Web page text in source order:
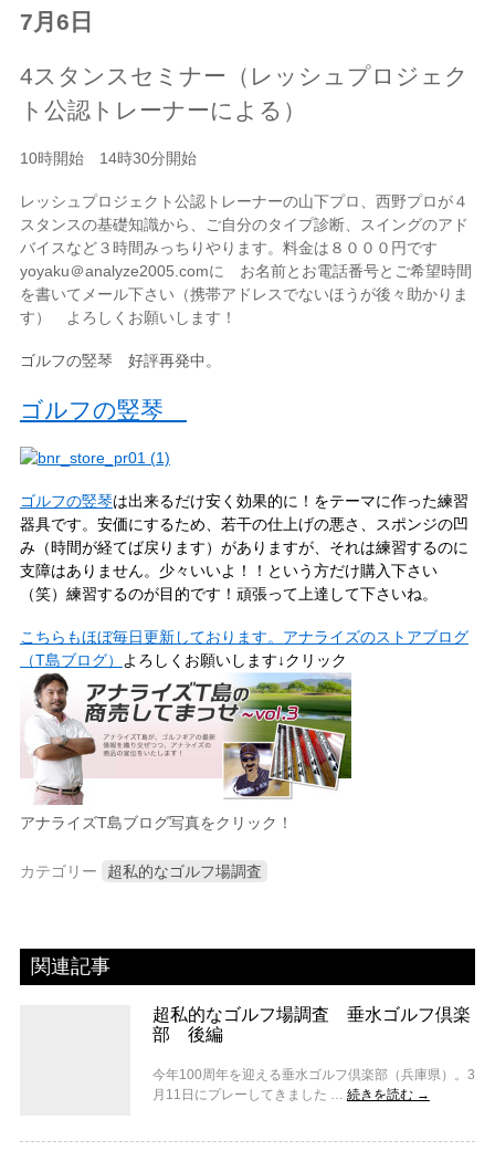
7月6日
4スタンスセミナー（レッシュプロジェク
ト公認トレーナーによる）
10時開始 14時30分開始
レッシュプロジェクト公認トレーナーの山下プロ、西野プロが４
スタンスの基礎知識から、ご自分のタイプ診断、スイングのアド
バイスなど３時間みっちりやります。料金は８０００円です
yoyaku＠analyze2005.comに お名前とお電話番号とご希望時間
を書いてメール下さい（携帯アドレスでないほうが後々助かりま
す） よろしくお願いします！
ゴルフの竪琴 好評再発中。
ゴルフの竪琴
ゴルフの竪琴は出来るだけ安く効果的に！をテーマに作った練習
器具です。安価にするため、若干の仕上げの悪さ、スポンジの凹
み（時間が経てば戻ります）がありますが、それは練習するのに
支障はありません。少々いいよ！！という方だけ購入下さい
（笑）練習するのが目的です！頑張って上達して下さいね。
こちらもほぼ毎日更新しております。アナライズのストアブログ
（T島ブログ）
よろしくお願いします↓クリック
アナライズT島ブログ写真をクリック！
カテゴリー 超私的なゴルフ場調査
関連記事
超私的なゴルフ場調査 垂水ゴルフ倶楽
部 後編
今年100周年を迎える垂水ゴルフ倶楽部（兵庫県）。3
月11日にプレーしてきました … 続きを読む →